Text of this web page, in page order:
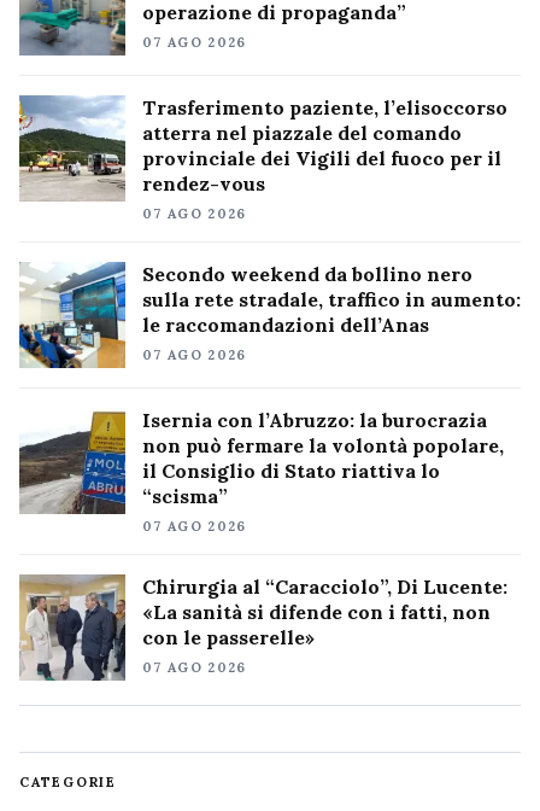
operazione di propaganda”
07 AGO 2026
Trasferimento paziente, l’elisoccorso
atterra nel piazzale del comando
provinciale dei Vigili del fuoco per il
rendez-vous
07 AGO 2026
Secondo weekend da bollino nero
sulla rete stradale, traffico in aumento:
le raccomandazioni dell’Anas
07 AGO 2026
Isernia con l’Abruzzo: la burocrazia
non può fermare la volontà popolare,
il Consiglio di Stato riattiva lo
“scisma”
07 AGO 2026
Chirurgia al “Caracciolo”, Di Lucente:
«La sanità si difende con i fatti, non
con le passerelle»
07 AGO 2026
CATEGORIE